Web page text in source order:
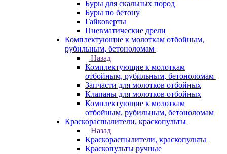
Буры для скальных пород
Буры по бетону
Гайковерты
Пневматические дрели
Комплектующие к молоткам отбойным,
рубильным, бетоноломам
Назад
Комплектующие к молоткам
отбойным, рубильным, бетоноломам
Запчасти для молотков отбойных
Клапаны для молотков отбойных
Комплектующие к молоткам
отбойным, рубильным, бетоноломам
Краскораспылители, краскопульты
Назад
Краскораспылители, краскопульты
Краскопульты ручные